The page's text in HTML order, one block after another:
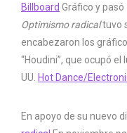
Billboard Gráfico y
Optimismo radicaltuvo
encabezaron los
“Houdini”, que ocupó el
UU. Hot Dance/
En apoyo de su nuevo